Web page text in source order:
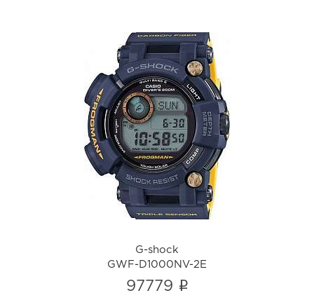
G-shock
GWF-D1000NV-2E
i
G-shock
GWF-D1000NV-2E
97779 i